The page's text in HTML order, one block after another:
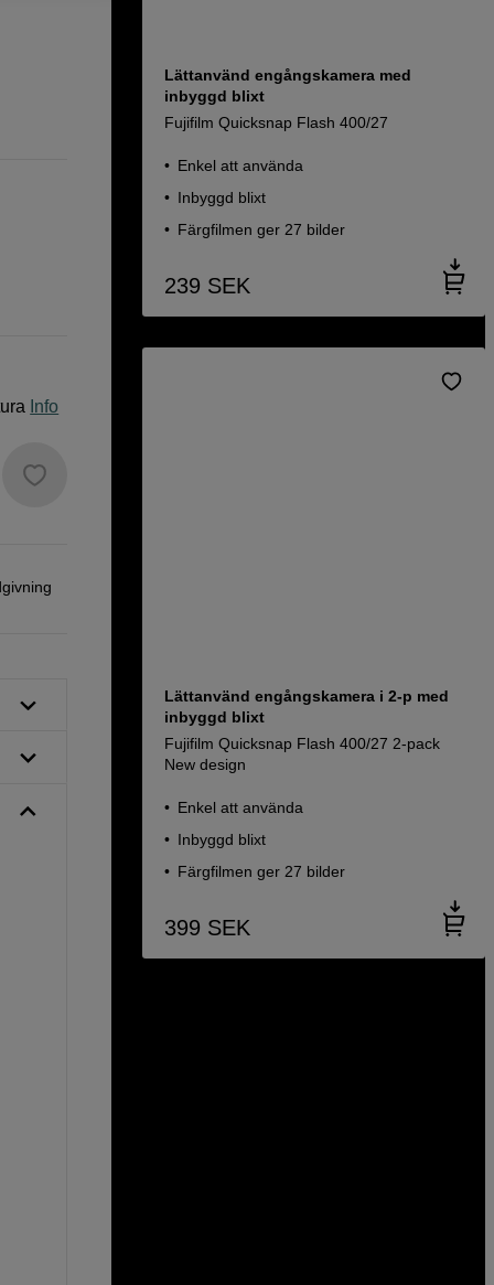
Info
Lättanvänd engångskamera med
inbyggd blixt
Fujifilm Quicksnap Flash 400/27
Enkel att använda
Inbyggd blixt
Färgfilmen ger 27 bilder
239 SEK
Lättanvänd engångskamera i 2-p med
inbyggd blixt
Fujifilm Quicksnap Flash 400/27 2-pack
New design
Enkel att använda
Inbyggd blixt
Färgfilmen ger 27 bilder
399 SEK